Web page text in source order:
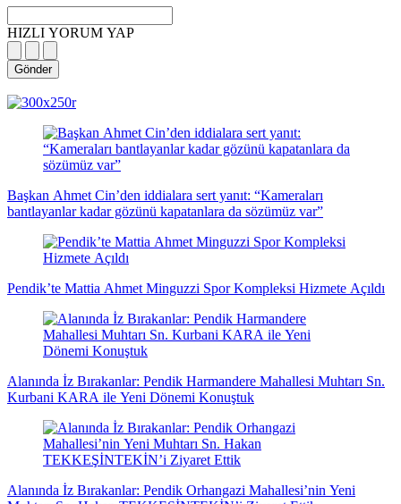
HIZLI YORUM YAP
Gönder
haberleri
haberleri
haberleri
dakika
haberleri
dakika
haberler
haberleri
dakika
haberleri
haberler
haberler
haberleri
haberleri
haberleri
Başkan Ahmet Cin’den iddialara sert yanıt: “Kameraları
bantlayanlar kadar gözünü kapatanlara da sözümüz var”
Pendik’te Mattia Ahmet Minguzzi Spor Kompleksi Hizmete Açıldı
Alanında İz Bırakanlar: Pendik Harmandere Mahallesi Muhtarı Sn.
Kurbani KARA ile Yeni Dönemi Konuştuk
Alanında İz Bırakanlar: Pendik Orhangazi Mahallesi’nin Yeni